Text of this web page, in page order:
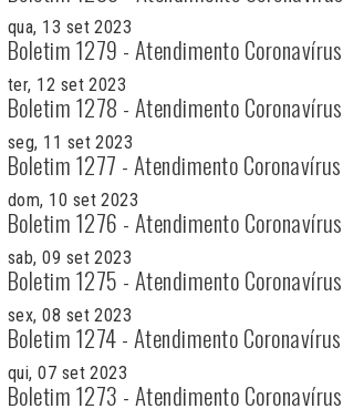
qua, 13 set 2023
Boletim 1279 - Atendimento Coronavírus
ter, 12 set 2023
Boletim 1278 - Atendimento Coronavírus
seg, 11 set 2023
Boletim 1277 - Atendimento Coronavírus
dom, 10 set 2023
Boletim 1276 - Atendimento Coronavírus
sab, 09 set 2023
Boletim 1275 - Atendimento Coronavírus
sex, 08 set 2023
Boletim 1274 - Atendimento Coronavírus
qui, 07 set 2023
Boletim 1273 - Atendimento Coronavírus